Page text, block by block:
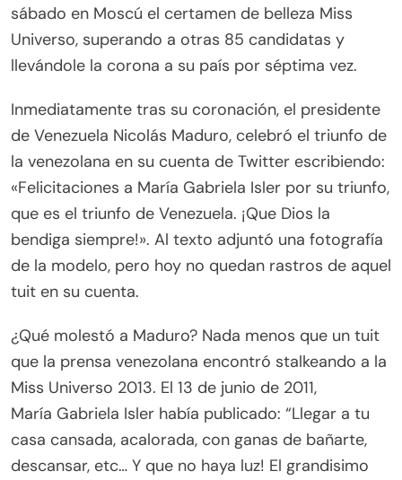
sábado en Moscú el certamen de belleza Miss
Universo, superando a otras 85 candidatas y
llevándole la corona a su país por séptima vez.
Inmediatamente tras su coronación, el presidente
de Venezuela Nicolás Maduro, celebró el triunfo de
la venezolana en su cuenta de Twitter escribiendo:
«Felicitaciones a María Gabriela Isler por su triunfo,
que es el triunfo de Venezuela. ¡Que Dios la
bendiga siempre!». Al texto adjuntó una fotografía
de la modelo, pero hoy no quedan rastros de aquel
tuit en su cuenta.
¿Qué molestó a Maduro? Nada menos que un tuit
que la prensa venezolana encontró stalkeando a la
Miss Universo 2013. El 13 de junio de 2011,
María Gabriela Isler había publicado: “Llegar a tu
casa cansada, acalorada, con ganas de bañarte,
descansar, etc… Y que no haya luz! El grandisimo